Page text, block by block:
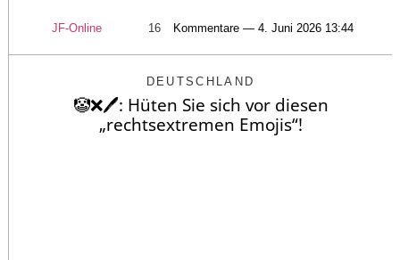
JF-Online 16 Kommentare — 4. Juni 2026 13:44
DEUTSCHLAND
🤡❌️🖊️: Hüten Sie sich vor diesen
„rechtsextremen Emojis“!